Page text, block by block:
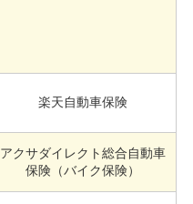
楽天自動車保険
アクサダイレクト総合自動車
保険（バイク保険）